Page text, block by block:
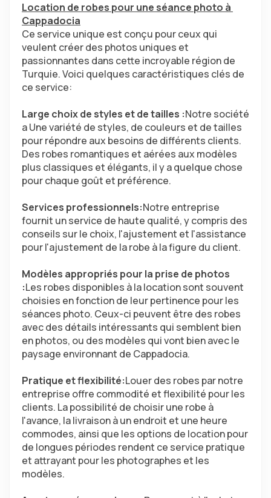
Location de robes pour une séance photo à
Cappadocia
Ce service unique est conçu pour ceux qui
veulent créer des photos uniques et
passionnantes dans cette incroyable région de
Turquie. Voici quelques caractéristiques clés de
ce service:
Large choix de styles et de tailles :Notre société
a Une variété de styles, de couleurs et de tailles
pour répondre aux besoins de différents clients.
Des robes romantiques et aérées aux modèles
plus classiques et élégants, il y a quelque chose
pour chaque goût et préférence.
Services professionnels:Notre entreprise
fournit un service de haute qualité, y compris des
conseils sur le choix, l'ajustement et l'assistance
pour l'ajustement de la robe à la figure du client.
Modèles appropriés pour la prise de photos
:Les robes disponibles à la location sont souvent
choisies en fonction de leur pertinence pour les
séances photo. Ceux-ci peuvent être des robes
avec des détails intéressants qui semblent bien
en photos, ou des modèles qui vont bien avec le
paysage environnant de Cappadocia.
Pratique et flexibilité:Louer des robes par notre
entreprise offre commodité et flexibilité pour les
clients. La possibilité de choisir une robe à
l'avance, la livraison à un endroit et une heure
commodes, ainsi que les options de location pour
de longues périodes rendent ce service pratique
et attrayant pour les photographes et les
modèles.